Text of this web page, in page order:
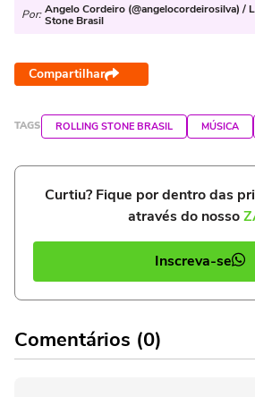
Por: Angelo Cordeiro (@angelocordeirosilva) /
Stone Brasil
Compartilhar
TAGS ROLLING STONE BRASIL MÚSICA
Curtiu? Fique por dentro das
através do nosso
Inscreva-se
Comentários (0)